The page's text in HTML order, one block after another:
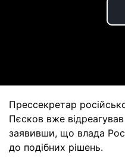
Прессекретар
Пєсков вже
заявивши, що влада
до подібних рішень.